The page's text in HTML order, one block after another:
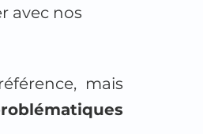
avec nos
mais